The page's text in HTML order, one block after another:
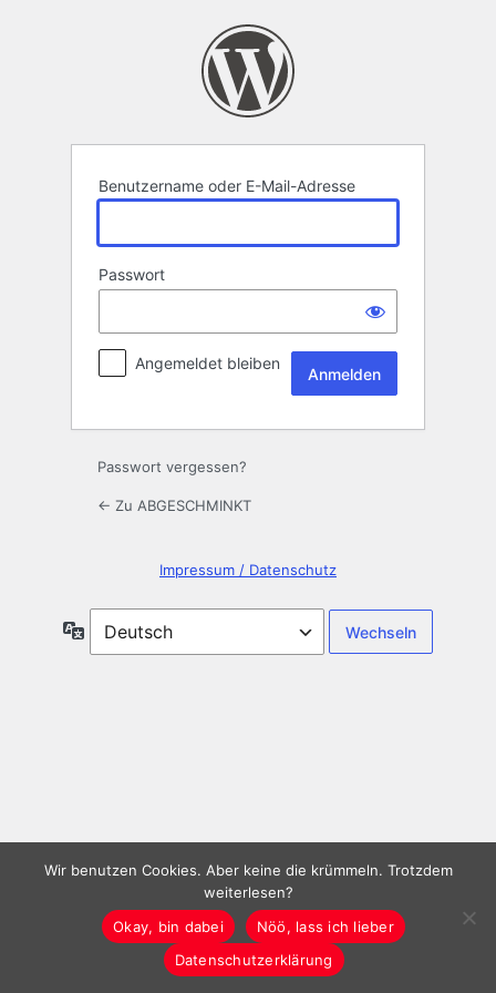
Benutzername oder E-Mail-Adresse
Passwort
Angemeldet bleiben
Passwort vergessen?
← Zu ABGESCHMINKT
Impressum / Datenschutz
Sprache
Wir benutzen Cookies. Aber keine die krümmeln. Trotzdem
weiterlesen?
Okay, bin dabei
Nöö, lass ich lieber
Datenschutzerklärung